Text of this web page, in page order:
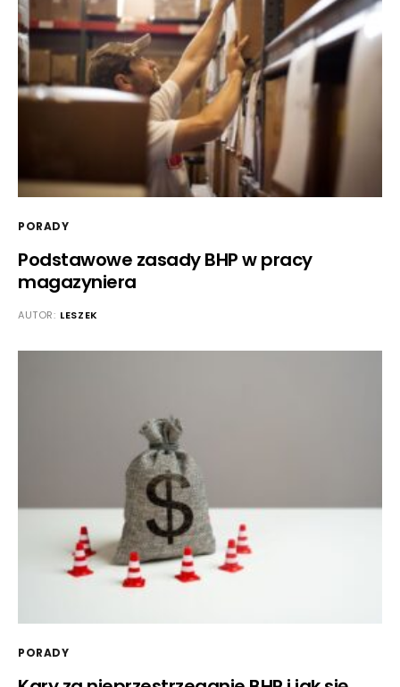
PORADY
Podstawowe zasady BHP w pracy
magazyniera
AUTOR: LESZEK
PORADY